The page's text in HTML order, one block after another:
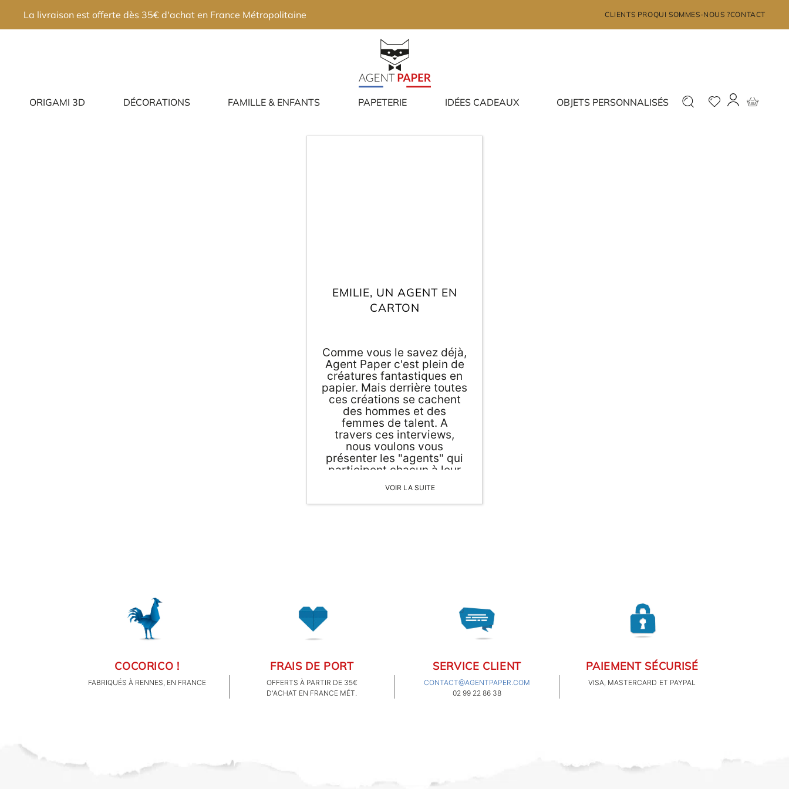
ORIGAMI 3D DÉCORATIONS FAMILLE & ENFANTS PAPETERIE IDÉES CADEAUX OBJETS PERSONNALISÉS
La livraison est offerte dès 35€ d'achat en France Métropolitaine CLIENTS PROQUI SOMMES-NOUS ?CONTACT
EMILIE, UN AGENT EN
CARTON
Comme vous le savez déjà,
Agent Paper c'est plein de
créatures fantastiques en
papier. Mais derrière toutes
ces créations se cachent
des hommes et des
femmes de talent. A
travers ces interviews,
nous voulons vous
présenter les "agents" qui
participent chacun à leur
échelle à la décoration et la
papeterie de demain.
Aujourd'hui, venez à la
VOIR LA SUITE
×
Déjà inscrit ? Nouveau ?
×
COCORICO !
FABRIQUÉS À RENNES, EN FRANCE
FRAIS DE PORT
OFFERTS À PARTIR DE 35€
D'ACHAT EN FRANCE MÉT.
SERVICE CLIENT
CONTACT@AGENTPAPER.COM
02 99 22 86 38
PAIEMENT SÉCURISÉ
VISA, MASTERCARD ET PAYPAL